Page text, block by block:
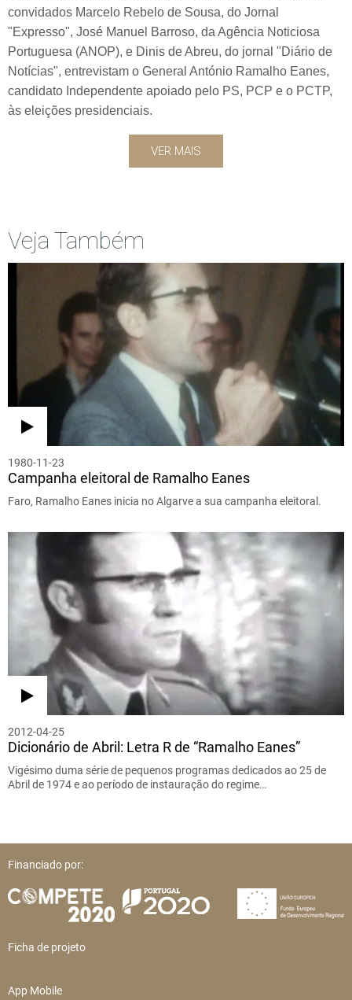
convidados Marcelo Rebelo de Sousa, do Jornal
"Expresso", José Manuel Barroso, da Agência Noticiosa
Portuguesa (ANOP), e Dinis de Abreu, do jornal "Diário de
Notícias", entrevistam o General António Ramalho Eanes,
candidato Independente apoiado pelo PS, PCP e o PCTP,
às eleições presidenciais.
VER MAIS
Veja Também
1980-11-23
Campanha eleitoral de Ramalho Eanes
Faro, Ramalho Eanes inicia no Algarve a sua campanha eleitoral.
2012-04-25
Dicionário de Abril: Letra R de “Ramalho Eanes”
Vigésimo duma série de pequenos programas dedicados ao 25 de
Abril de 1974 e ao período de instauração do regime…
Financiado por:
Ficha de projeto
App Mobile